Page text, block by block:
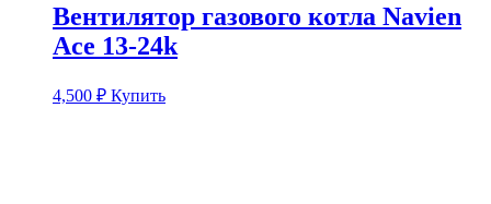
Вентилятор газового котла Navien
Ace 13-24k
4,500 ₽ Купить